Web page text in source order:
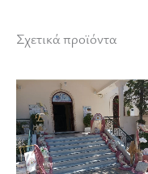
Σχετικά προϊόντα